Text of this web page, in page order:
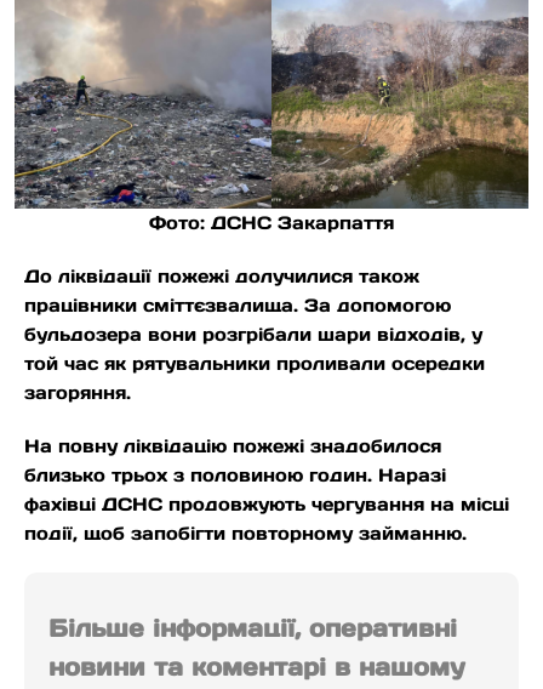
Фото: ДСНС Закарпаття
До ліквідації пожежі долучилися також
працівники сміттєзвалища. За допомогою
бульдозера вони розгрібали шари відходів, у
той час як рятувальники проливали осередки
загоряння.
На повну ліквідацію пожежі знадобилося
близько трьох з половиною годин. Наразі
фахівці ДСНС продовжують чергування на місці
події, щоб запобігти повторному займанню.
Більше інформації, оперативні
новини та коментарі в нашому